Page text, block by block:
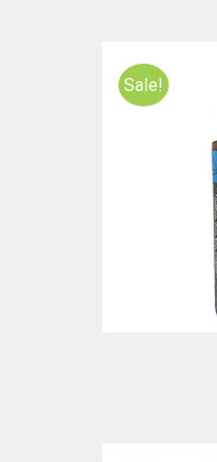
Sale!